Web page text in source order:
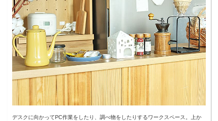
デスクに向かってPC作業をしたり、調べ物をしたりするワークスペース。上か